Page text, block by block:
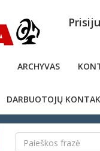
ARCHYVAS
DARBUOTOJŲ